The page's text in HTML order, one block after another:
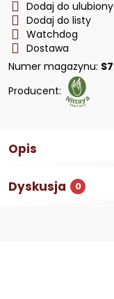
Dodaj do
Dodaj do listy
Watchdog
Dostawa
Numer magazynu:
Producent:
Opis
Dyskusja 0